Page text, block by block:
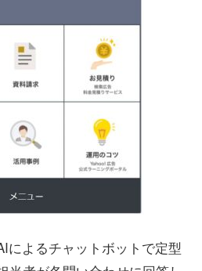
によるチャットボットで定型